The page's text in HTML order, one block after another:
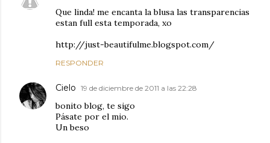
Que linda! me encanta la blusa las transparencias
estan full esta temporada, xo
http://just-beautifulme.blogspot.com/
RESPONDER
Cielo 19 de diciembre de 2011 a las 22:28
bonito blog, te sigo
Pásate por el mio.
Un beso